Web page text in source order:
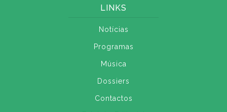
LINKS
Notícias
Programas
Música
Dossiers
Contactos